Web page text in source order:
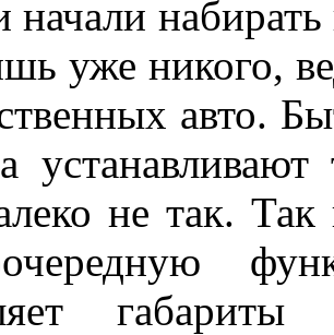
начали
уже никого,
авто.
не так. Так